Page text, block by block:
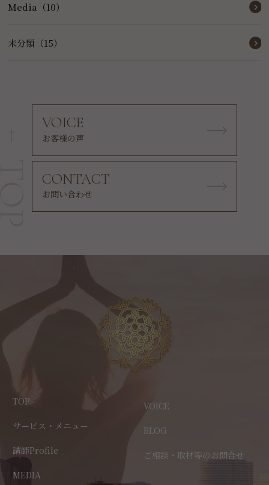
Media（10）
未分類（15）
VOICE
お客様の声
CONTACT
お問い合わせ
TOP
サービス・メニュー
講師Profile
MEDIA
VOICE
BLOG
ご相談・取材等のお問合せ